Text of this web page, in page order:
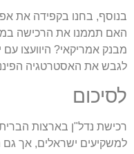
בנוסף, בחנו בקפידה את
האם תממנו את הרכישה
מבנק אמריקאי? היוועצו
לגבש את האסטרטגיה
לסיכום
רכישת נדל"ן בארצות
למשקיעים ישראלים, אך